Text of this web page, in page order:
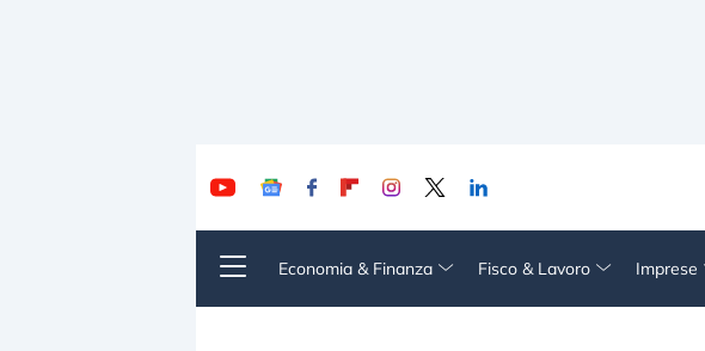
Economia & Finanza Fisco & Lavoro Imprese